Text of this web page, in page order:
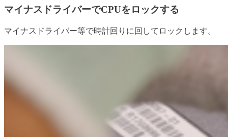
マイナスドライバーでCPUをロックする
マイナスドライバー等で時計回りに回してロックします。